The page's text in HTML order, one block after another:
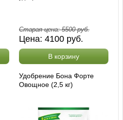
Старая цена:5500руб.
Цена: 4100 руб.
В корзину
Удобрение Бона Форте
Овощное (2,5 кг)